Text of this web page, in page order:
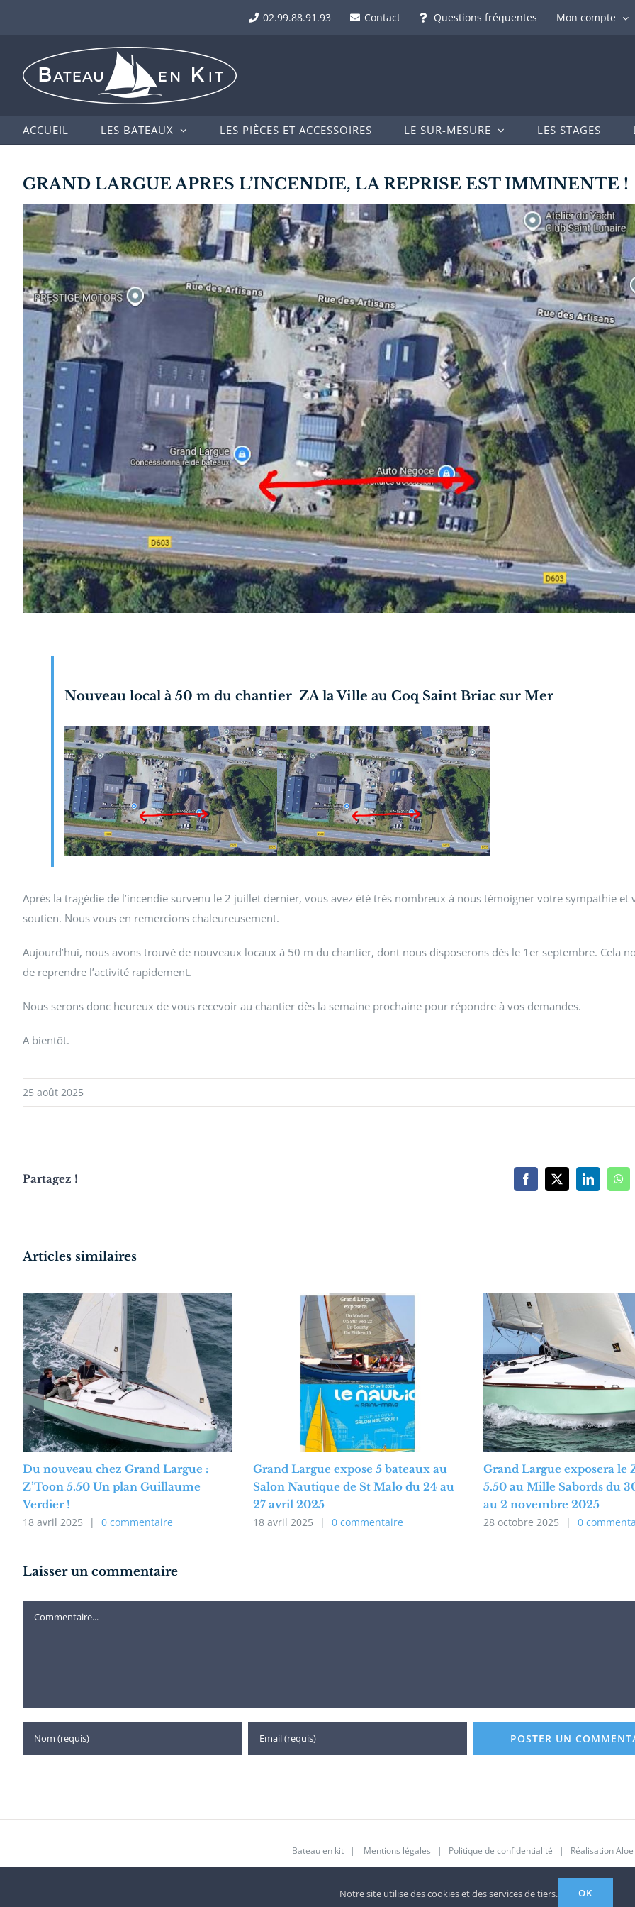
02.99.88.91.93 Contact Questions fréquentes Mon compte
ACCUEIL LES BATEAUX LES PIÈCES ET ACCESSOIRES LE SUR-MESURE LES STAGES
GRAND LARGUE APRES L’INCENDIE, LA REPRISE EST IMMINENTE !
Voir
l'image
agrandie
Nouveau local à 50 m du chantier ZA la Ville au Coq Saint Briac sur Mer
Après la tragédie de l’incendie survenu le 2 juillet dernier, vous avez été très nombreux à nous témoigner votre sympathie et
soutien. Nous vous en remercions chaleureusement.
Aujourd’hui, nous avons trouvé de nouveaux locaux à 50 m du chantier, dont nous disposerons dès le 1er septembre. Cela
de reprendre l’activité rapidement.
Nous serons donc heureux de vous recevoir au chantier dès la semaine prochaine pour répondre à vos demandes.
A bientôt.
25 août 2025
Partagez ! Facebook
X LinkedIn
Articles similaires
Du nouveau chez Grand Largue :
Z’Toon 5.50 Un plan Guillaume
Verdier !
18 avril 2025
| 0 commentaire
Grand Largue expose 5 bateaux au
Salon Nautique de St Malo du 24 au
27 avril 2025
18 avril 2025
| 0 commentaire
Grand Largue exposera le
5.50 au Mille Sabords du
au 2 novembre 2025
28 octobre 2025
| 0
Laisser un commentaire
Commentaire
Bateau en kit | Mentions légales | Politique de confidentialité | Réalisation
Notre site utilise des cookies et des services de tiers. OK